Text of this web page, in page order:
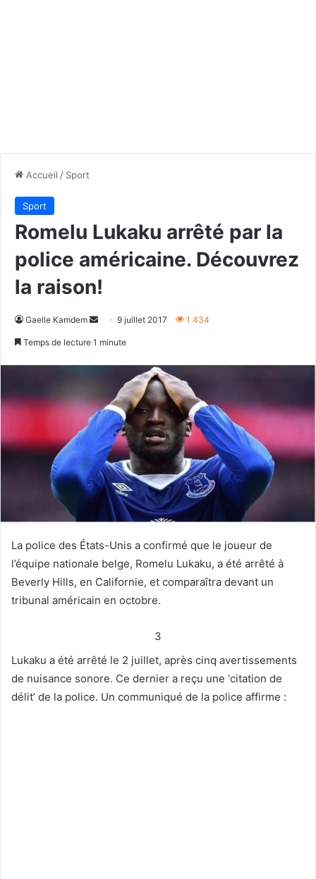
Accueil / Sport
Sport
Romelu Lukaku arrêté par la
police américaine. Découvrez
la raison!
Gaelle Kamdem
Envoyer9 juillet 2017 1 434
Temps de lecture 1 minute
La police des États-Unis a confirmé que le joueur de
l’équipe nationale belge, Romelu Lukaku, a été arrêté à
Beverly Hills, en Californie, et comparaîtra devant un
tribunal américain en octobre.
3
Lukaku a été arrêté le 2 juillet, après cinq avertissements
de nuisance sonore. Ce dernier a reçu une ‘citation de
délit’ de la police. Un communiqué de la police affirme :